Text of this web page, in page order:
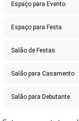
Espaço para Evento
Espaço para Festa
Salão de Festas
Salão para Casamento
Salão para Debutante